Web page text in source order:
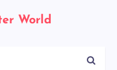
World